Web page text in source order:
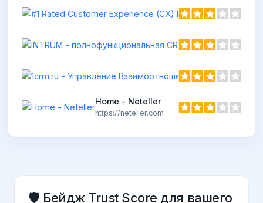
Home - Neteller
https://neteller.com
🛡️ Бейдж Trust Score для вашего